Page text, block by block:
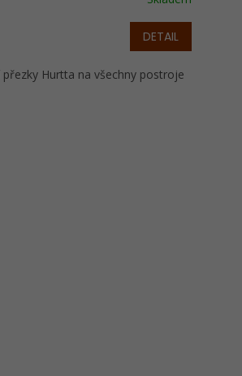
DETAIL
přezky Hurtta na všechny postroje